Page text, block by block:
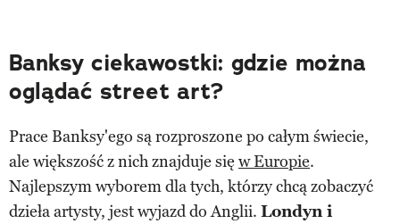
Banksy ciekawostki: gdzie można
oglądać street art?
Prace Banksy'ego są rozproszone po całym świecie,
ale większość z nich znajduje się w Europie.
Najlepszym wyborem dla tych, którzy chcą zobaczyć
dzieła artysty, jest wyjazd do Anglii. Londyn i